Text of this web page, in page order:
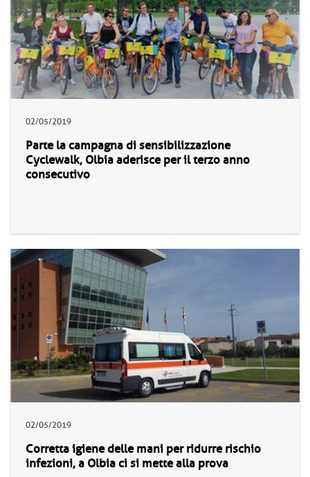
02/05/2019
Parte la campagna di sensibilizzazione
Cyclewalk, Olbia aderisce per il terzo anno
consecutivo
02/05/2019
Corretta igiene delle mani per ridurre rischio
infezioni, a Olbia ci si mette alla prova